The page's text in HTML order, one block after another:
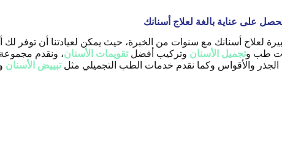
على عناية بالغة لعلاج أسنانك
لعلاج أسنانك مع سنوات من الخبرة، حيث يمكن لعيادتنا أن توفر
طب وتجميل الأسنان وتركيب أفضل تقويمات الأسنان، ونقدم
الجذر والأقواس وكما نقدم خدمات الطب التجميلي مثل تبييض الأسنان